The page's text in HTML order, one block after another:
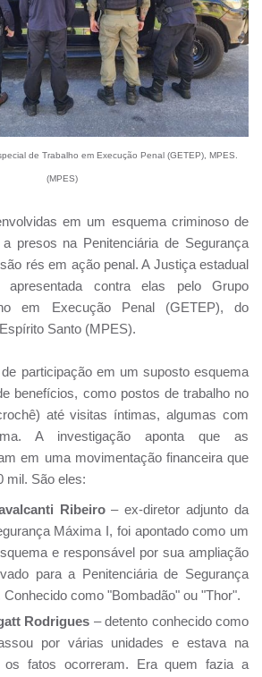
de Trabalho em Execução Penal (GETEP), MPES.
(MPES)
em um esquema criminoso de
presos na Penitenciária de Segurança
rés em ação penal. A Justiça estadual
apresentada contra elas pelo Grupo
em Execução Penal (GETEP), do
Santo (MPES).
participação em um suposto esquema
benefícios, como postos de trabalho no
até visitas íntimas, algumas com
A investigação aponta que as
em uma movimentação financeira que
mil. São eles:
Ribeiro– ex-diretor adjunto da
Máxima I, foi apontado como um
e responsável por sua ampliação
para a Penitenciária de Segurança
como "Bombadão" ou "Thor".
Rodrigues – detento conhecido como
por várias unidades e estava na
os fatos ocorreram. Era quem fazia a